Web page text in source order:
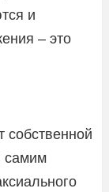
и
– это
собственной
самим